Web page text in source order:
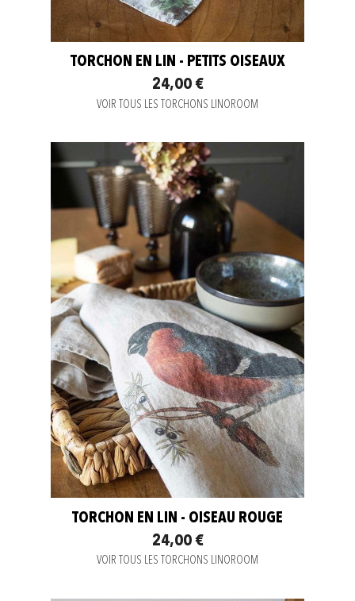
TORCHON EN LIN - PETITS OISEAUX
24,00 €
VOIR TOUS LES TORCHONS LINOROOM
TORCHON EN LIN - OISEAU ROUGE
24,00 €
VOIR TOUS LES TORCHONS LINOROOM